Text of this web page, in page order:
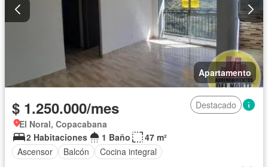
Apartamento
$ 1.250.000/mes
Destacado
El Noral, Copacabana
2 Habitaciones
1 Baño
47 m²
Ascensor
Balcón Cocina integral